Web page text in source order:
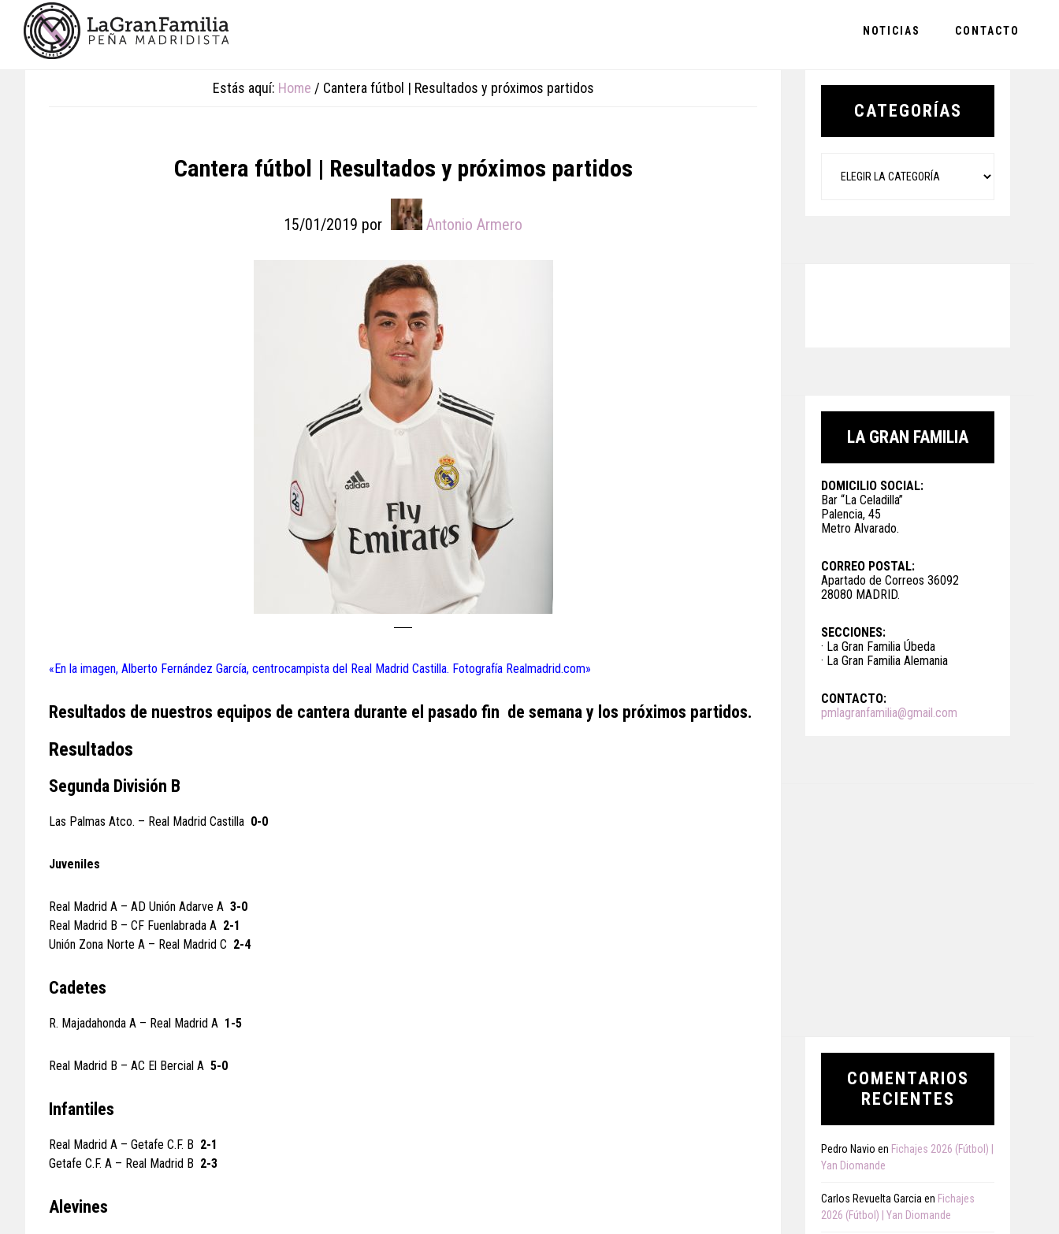
primary
footer
NOTICIAS CONTACTO
Estás aquí: Home / Cantera fútbol | Resultados y próximos partidos
Cantera fútbol | Resultados y próximos partidos
15/01/2019 por Antonio Armero
«En la imagen, Alberto Fernández García, centrocampista del Real Madrid Castilla. Fotografía Realmadrid.com»
Resultados de nuestros equipos de cantera durante el pasado fin de semana y los próximos partidos.
Resultados
Segunda División B
Las Palmas Atco. – Real Madrid Castilla 0-0
Juveniles
Real Madrid A – AD Unión Adarve A 3-0
Real Madrid B – CF Fuenlabrada A 2-1
Unión Zona Norte A – Real Madrid C 2-4
Cadetes
R. Majadahonda A – Real Madrid A 1-5
Real Madrid B – AC El Bercial A 5-0
Infantiles
Real Madrid A – Getafe C.F. B 2-1
Getafe C.F. A – Real Madrid B 2-3
Alevines
Primary
CATEGORÍAS
LA GRAN FAMILIA
DOMICILIO SOCIAL:
Bar “La Celadilla”
Palencia, 45
Metro Alvarado.
CORREO POSTAL:
Apartado de Correos 36092
28080 MADRID.
SECCIONES:
· La Gran Familia Úbeda
· La Gran Familia Alemania
CONTACTO:
pmlagranfamilia@gmail.com
COMENTARIOS
RECIENTES
Pedro Navio en Fichajes 2026 (Fútbol) |
Yan Diomande
Carlos Revuelta Garcia en Fichajes
2026 (Fútbol) | Yan Diomande